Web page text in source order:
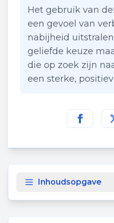
Het gebruik van
een gevoel van
nabijheid
geliefde keuze
die op zoek zijn
een sterke,
Deel
Inhoudsopgave